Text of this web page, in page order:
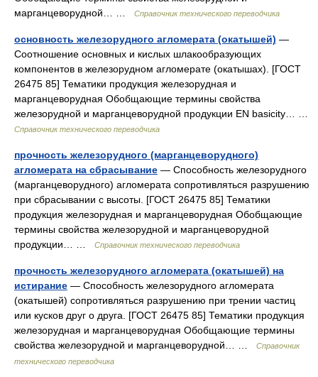
марганцеворудной… …
Справочник технического переводчика
основность железорудного агломерата (окатышей) —
Соотношение основных и кислых шлакообразующих
компонентов в железорудном агломерате (окатышах). [ГОСТ
26475 85] Тематики продукция железорудная и
марганцеворудная Обобщающие термины свойства
железорудной и марганцеворудной продукции EN basicity… …
Справочник технического переводчика
прочность железорудного (марганцеворудного)
агломерата на сбрасывание — Способность железорудного
(марганцеворудного) агломерата сопротивляться разрушению
при сбрасывании с высоты. [ГОСТ 26475 85] Тематики
продукция железорудная и марганцеворудная Обобщающие
термины свойства железорудной и марганцеворудной
продукции… …
Справочник технического переводчика
прочность железорудного агломерата (окатышей) на
истирание — Способность железорудного агломерата
(окатышей) сопротивляться разрушению при трении частиц
или кусков друг о друга. [ГОСТ 26475 85] Тематики продукция
железорудная и марганцеворудная Обобщающие термины
свойства железорудной и марганцеворудной… …
Справочник
технического переводчика